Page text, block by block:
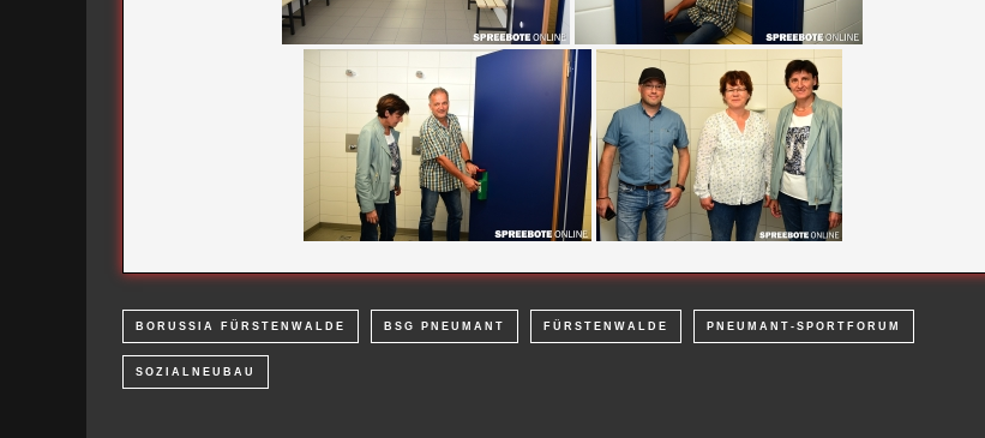
BSG PNEUMANT FÜRSTENWALDE PNEUMANT-SPORTFORUM